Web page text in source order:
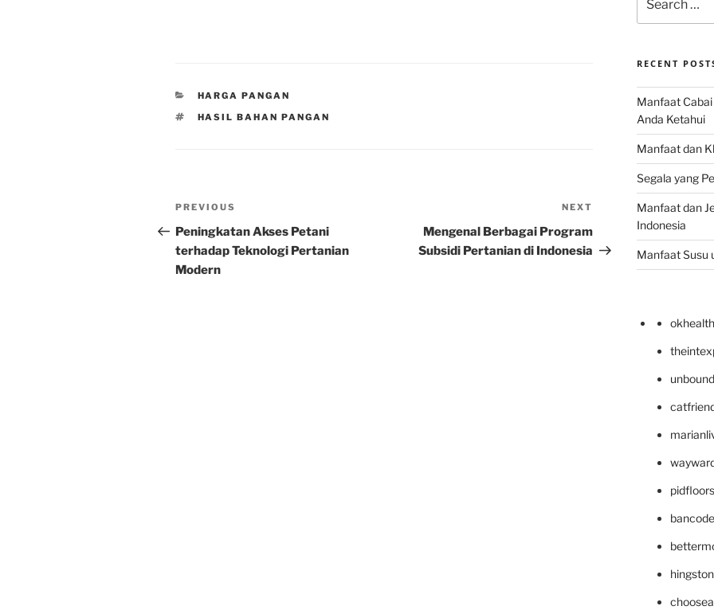
CATEGORIES
HARGA PANGAN
TAGS
HASIL BAHAN PANGAN
Post
navigation
Previous
Post
PREVIOUS
Peningkatan Akses Petani
terhadap Teknologi Pertanian
Modern
Post
NEXT
Mengenal Berbagai Program
Subsidi Pertanian di Indonesia
for:
RECENT
Manfaat
Anda Ketahui
Manfaat dan
Segala yang
Manfaat dan
Indonesia
Manfaat Susu